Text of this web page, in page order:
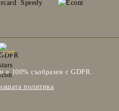
GDPR
е 100% съобразен с GDPR.
политика